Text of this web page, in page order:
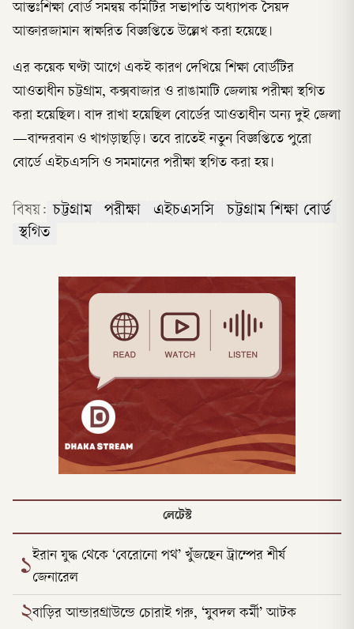
আন্তঃশিক্ষা বোর্ড সমন্বয় কমিটির সভাপতি অধ্যাপক সৈয়দ
আক্তারজামান স্বাক্ষরিত বিজ্ঞপ্তিতে উল্লেখ করা হয়েছে।
এর কয়েক ঘণ্টা আগে একই কারণ দেখিয়ে শিক্ষা বোর্ডটির
আওতাধীন চট্টগ্রাম, কক্সবাজার ও রাঙামাটি জেলায় পরীক্ষা স্থগিত
করা হয়েছিল। বাদ রাখা হয়েছিল বোর্ডের আওতাধীন অন্য দুই জেলা
—বান্দরবান ও খাগড়াছড়ি। তবে রাতেই নতুন বিজ্ঞপ্তিতে পুরো
বোর্ডে এইচএসসি ও সমমানের পরীক্ষা স্থগিত করা হয়।
বিষয়: চট্টগ্রাম পরীক্ষা এইচএসসি
চট্টগ্রাম শিক্ষা বোর্ড
স্থগিত
লেটেস্ট
১ইরান যুদ্ধ থেকে ‘বেরোনো পথ’ খুঁজছেন ট্রাম্পের শীর্ষ
জেনারেল
২বাড়ির আন্ডারগ্রাউন্ডে চোরাই গরু, ‘যুবদল কর্মী’ আটক